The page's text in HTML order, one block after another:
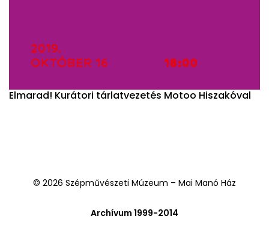
Elmarad! Kurátori tárlatvezetés Motoo Hiszakóval
© 2026 Szépművészeti Múzeum – Mai Manó Ház
Archívum 1999-2014